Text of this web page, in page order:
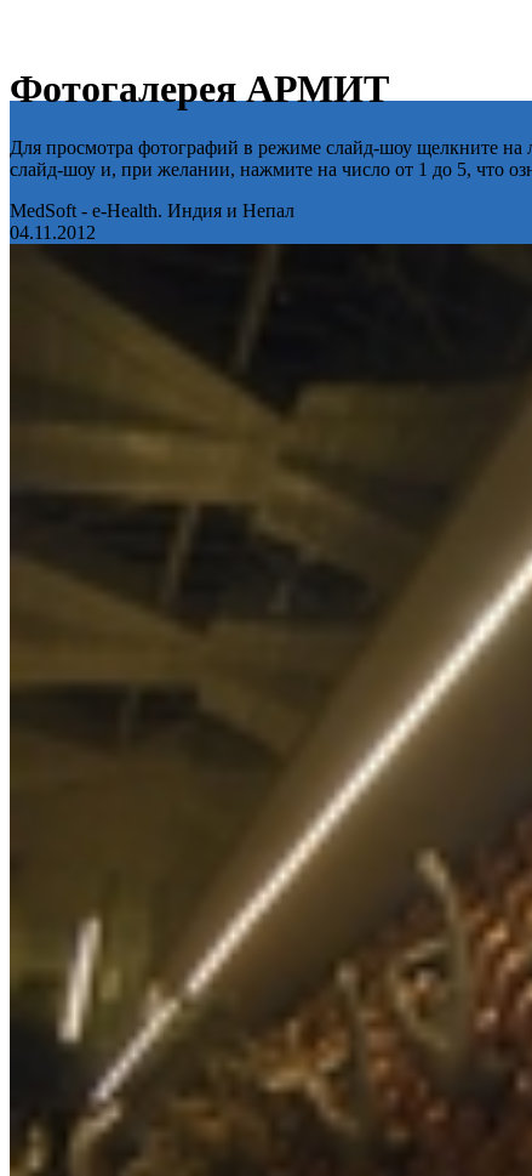
Фотогалерея АРМИТ
Для просмотра фотографий в режиме слайд-шоу щелкните
слайд-шоу и, при желании, нажмите на число от 1 до 5, что
MedSoft - e-Health. Индия и Непал
04.11.2012